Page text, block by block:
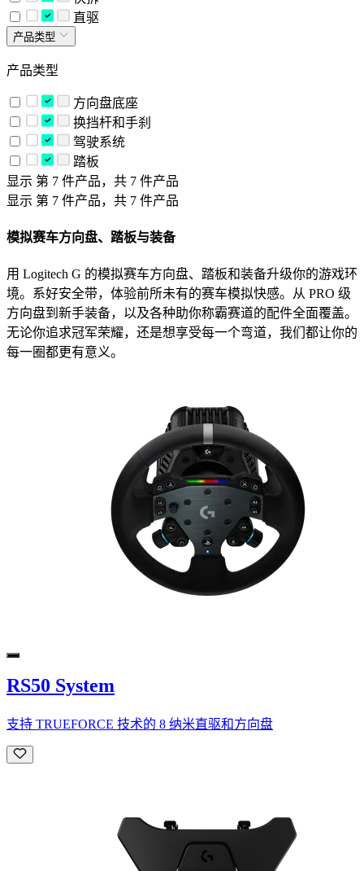
直驱
产品类型
产品类型
方向盘底座
换挡杆和手刹
驾驶系统
踏板
显示 第 7 件产品，共 7 件产品
显示 第 7 件产品，共 7 件产品
模拟赛车方向盘、踏板与装备
用 Logi​tech G 的模拟赛车方向盘、踏板和装备升级你的游戏环
境。系好安全带，体验前所未有的赛车模拟快感。从 PRO 级
方向盘到新手装备，以及各种助你称霸赛道的配件全面覆盖。
无论你追求冠军荣耀，还是想享受每一个弯道，我们都让你的
每一圈都更有意义。
RS50 System
支持 TRUEFORCE 技术的 8 纳米直驱和方向盘